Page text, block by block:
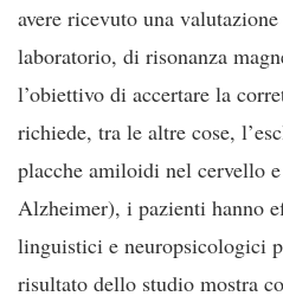
avere ricevuto una
laboratorio, di risonanza
l’obiettivo di accertare la
richiede, tra le altre cose,
placche amiloidi nel cervello
Alzheimer), i pazienti hanno
linguistici e neuropsicologici
risultato dello studio mostra